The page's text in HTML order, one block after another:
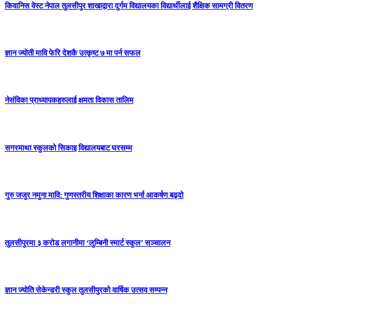
किवानिस वेस्ट नेपाल तुलसीपुर शाखाद्वारा दुर्गम विद्यालयका विद्यार्थीलाई शैक्षिक सामग्री वितरण
ज्ञान ज्योती मावि फेरि देशकै उत्कृष्ट ७ मा पर्न सफल
नेसंविका प्राध्यापकहरुलाई क्षमता विकास तालिम
सगरमाथा स्कुलको सिकाइ विद्यालयबाट घरसम्म
गुरु जजुर नमुना मावि: गुणस्तरीय शिक्षाका कारण भर्ना आकर्षण बढ्दो
तुलसीपुरमा ३ करोड लगानीमा ‘लुम्बिनी स्मार्ट स्कुल’ सञ्चालन
ज्ञान ज्योति सेकेन्डरी स्कुल तुलसीपुरको वार्षिक उत्सव सम्पन्न